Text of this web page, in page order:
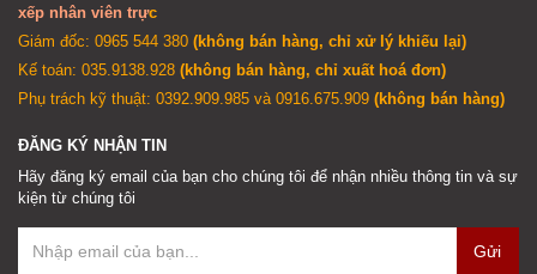
xếp nhân viên trực
Giám đốc: 0965 544 380 (không bán hàng, chỉ xử lý khiếu lại)
Kế toán: 035.9138.928 (không bán hàng, chỉ xuất hoá đơn)
Phụ trách kỹ thuật: 0392.909.985 và 0916.675.909 (không bán hàng)
ĐĂNG KÝ NHẬN TIN
Hãy đăng ký email của bạn cho chúng tôi để nhận nhiều thông tin và sự
kiện từ chúng tôi
Gửi